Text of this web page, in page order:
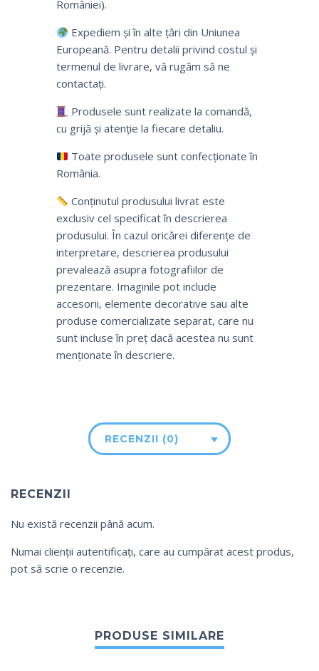
României).
Expediem și în alte țări din Uniunea
Europeană. Pentru detalii privind costul și
termenul de livrare, vă rugăm să ne
contactați.
Produsele sunt realizate la comandă,
cu grijă și atenție la fiecare detaliu.
Toate produsele sunt confecționate în
România.
Conținutul produsului livrat este
exclusiv cel specificat în descrierea
produsului. În cazul oricărei diferențe de
interpretare, descrierea produsului
prevalează asupra fotografiilor de
prezentare. Imaginile pot include
accesorii, elemente decorative sau alte
produse comercializate separat, care nu
sunt incluse în preț dacă acestea nu sunt
menționate în descriere.
RECENZII (0)
RECENZII
Nu există recenzii până acum.
Numai clienții autentificați, care au cumpărat acest produs,
pot să scrie o recenzie.
PRODUSE SIMILARE